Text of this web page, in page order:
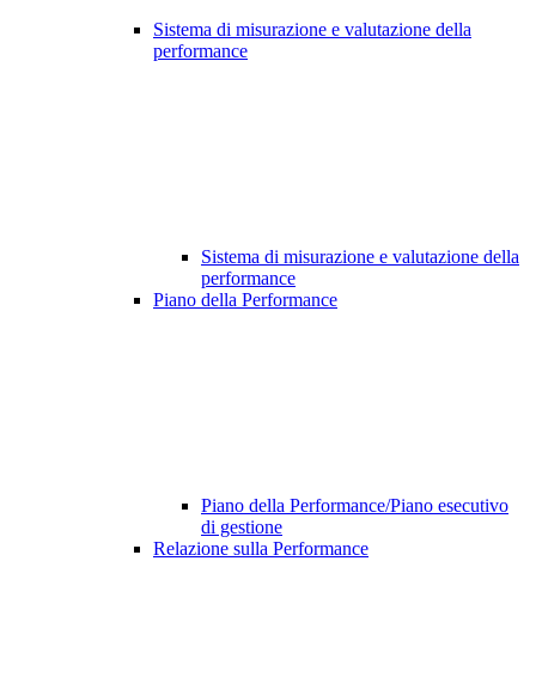
Sistema di misurazione e valutazione della
performance
Sistema di misurazione e valutazione della
performance
Piano della Performance
Piano della Performance/Piano esecutivo
di gestione
Relazione sulla Performance